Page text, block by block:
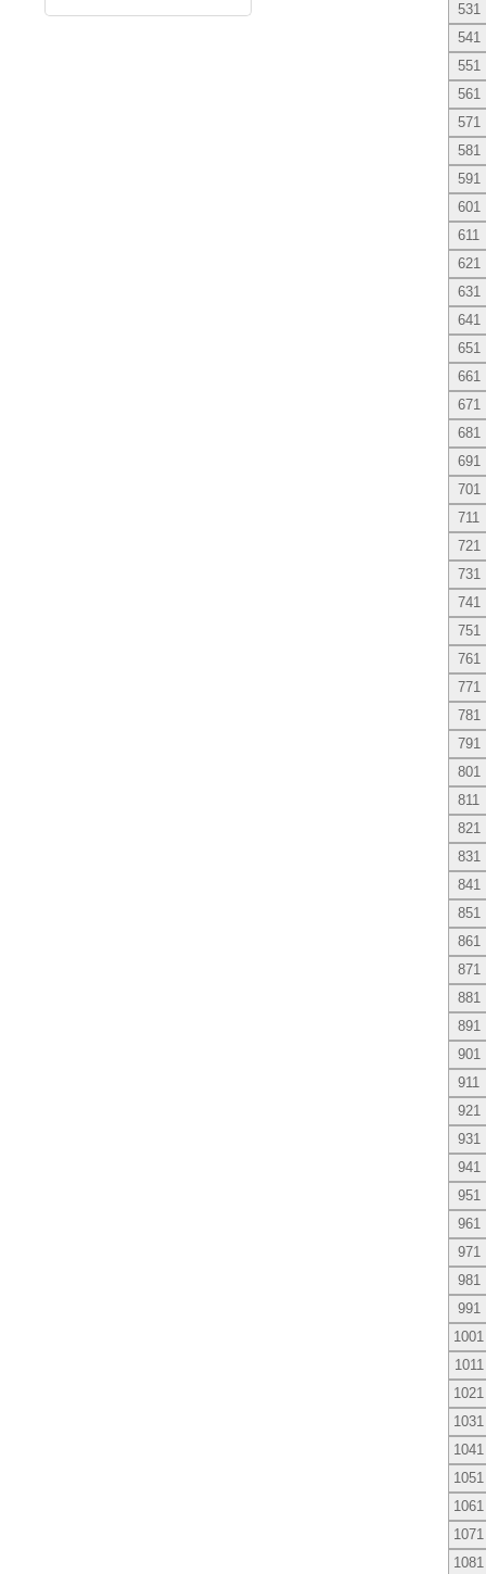
531
541
551
561
571
581
591
601
611
621
631
641
651
661
671
681
691
701
711
721
731
741
751
761
771
781
791
801
811
821
831
841
851
861
871
881
891
901
911
921
931
941
951
961
971
981
991
1001
1011
1021
1031
1041
1051
1061
1071
1081